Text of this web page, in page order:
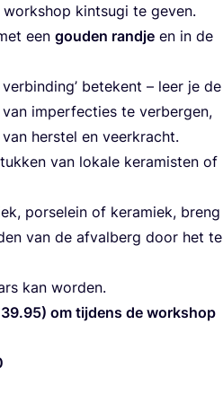
kintsugi te geven.
een gou­den rand­je en in de
bete­kent – leer je de
imper­fec­ties te ver­ber­gen,
her­stel en veerkracht.
van loka­le kera­mis­ten of
por­se­lein of kera­miek, breng
van de afval­berg door het te
kan worden.
39.95) om tij­dens de work­shop